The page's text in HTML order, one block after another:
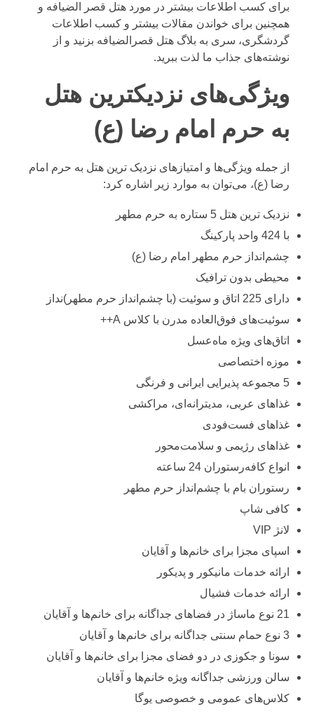
برای کسب اطلاعات بیشتر در مورد هتل قصر الضیافه و
همچنین برای خواندن مقالات بیشتر و کسب اطلاعات
گردشگری، سری به بلاگ هتل قصرالضیافه بزنید و از
نوشته‌های جذاب ما لذت ببرید.
ویژگی‌های نزدیکترین هتل
به حرم امام رضا (ع)
از جمله ویژگی‌ها و امتیازهای نزدیک ترین هتل به حرم امام
رضا (ع)، می‌توان به موارد زیر اشاره کرد:
نزدیک ترین هتل 5 ستاره به حرم مطهر
با 424 واحد پارکینگ
چشم‌انداز حرم مطهر امام رضا (ع)
محیطی بدون ترافیک
دارای 225 اتاق و سوئیت (با چشم‌انداز حرم مطهر)نداز
سوئیت‌های فوق‌العاده مدرن با کلاس A++
اتاق‌های ویژه ماه‌عسل
موزه اختصاصی
5 مجموعه پذیرایی ایرانی و فرنگی
غذاهای عربی، مدیترانه‌ای، مراکشی
غذاهای فست‌‌فودی
غذاهای رژیمی و سلامت‌محور
انواع کافه‌رستوران 24 ساعته
رستوران بام با چشم‌انداز حرم مطهر
کافی ‌شاپ
لانژ VIP
اسپای مجزا برای خانم‌ها و آقایان
ارائه خدمات مانیکور و پدیکور
ارائه خدمات فشیال
21 نوع ماساژ در فضاهای جداگانه برای خانم‌ها و آقایان
3 نوع حمام سنتی جداگانه برای خانم‌ها و آقایان
سونا و جکوزی در دو فضای مجزا برای خانم‌ها و آقایان
سالن ورزشی جداگانه ویژه خانم‌ها و آقایان
کلاس‌های عمومی و خصوصی یوگا